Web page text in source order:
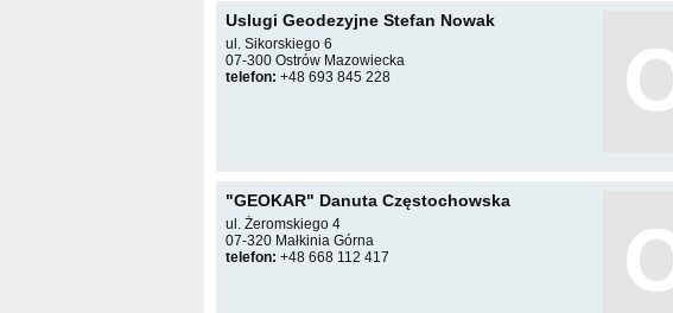
Uslugi Geodezyjne Stefan Nowak
ul. Sikorskiego 6
07-300 Ostrów Mazowiecka
telefon: +48 693 845 228
"GEOKAR" Danuta Częstochowska
ul. Żeromskiego 4
07-320 Małkinia Górna
telefon: +48 668 112 417